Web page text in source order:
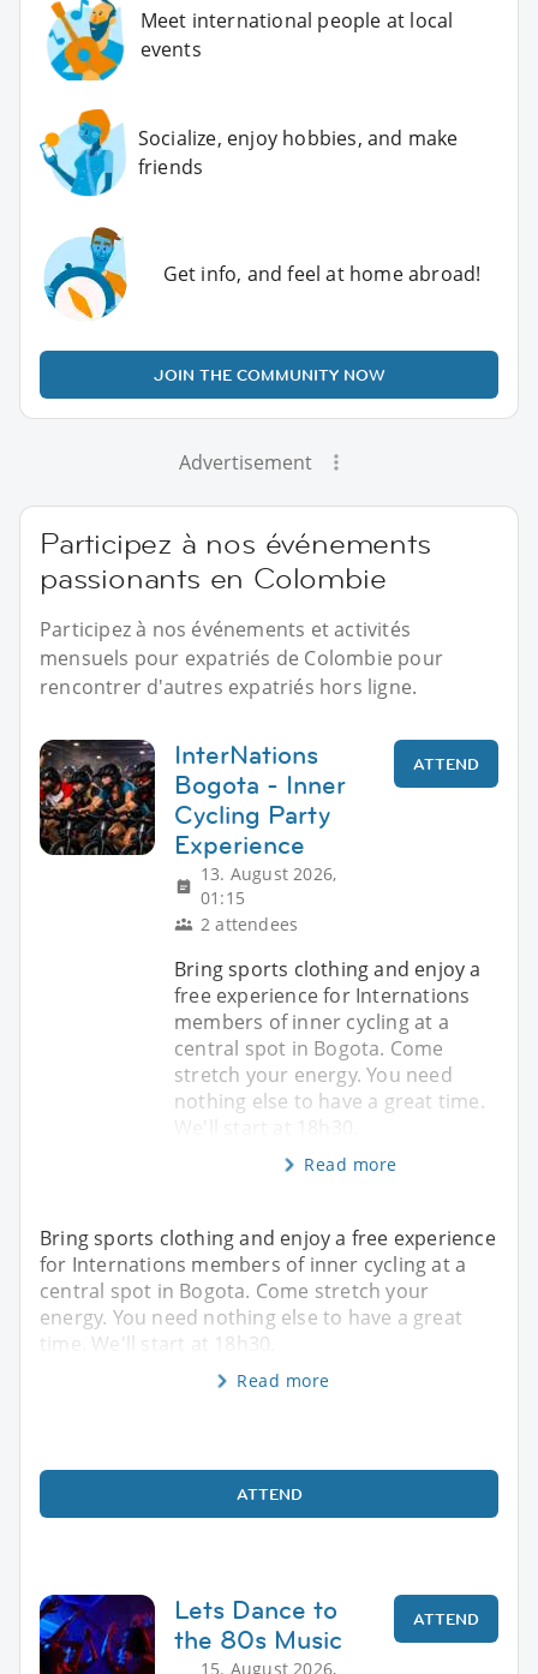
Meet international people at local
events
Socialize, enjoy hobbies, and make
friends
Get info, and feel at home abroad!
JOIN THE COMMUNITY NOW
Advertisement
Participez à nos événements
passionants en Colombie
Participez à nos événements et activités
mensuels pour expatriés de Colombie pour
rencontrer d'autres expatriés hors ligne.
InterNations
Bogota - Inner
Cycling Party
Experience
13. August 2026,
01:15
2 attendees
ATTEND
Bring sports clothing and enjoy a
free experience for Internations
members of inner cycling at a
central spot in Bogota. Come
stretch your energy. You need
nothing else to have a great time.
We'll start at 18h30.
Read more
Bring sports clothing and enjoy a free experience
for Internations members of inner cycling at a
central spot in Bogota. Come stretch your
energy. You need nothing else to have a great
time. We'll start at 18h30.
Read more
ATTEND
Lets Dance to
the 80s Music
15. August 2026,
ATTEND